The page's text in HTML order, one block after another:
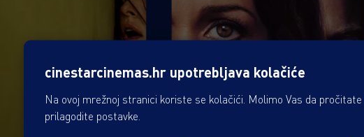
cinestarcinemas.hr upotrebljava kolačiće
Na ovoj mrežnoj stranici koriste se kolačići. Molimo Vas da pročitate
prilagodite postavke.